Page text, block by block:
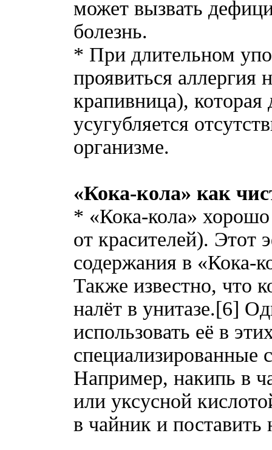
может вызвать
болезнь.
* При длительном
проявиться аллергия
крапивница), которая
усугубляется
организме.
«Кока-кола» как
* «Кока-кола»
от красителей). Этот
содержания в «Кока-
Также известно, что
налёт в унитазе.[6]
использовать её в
специализированные
Например, накипь в
или уксусной
в чайник и поставить